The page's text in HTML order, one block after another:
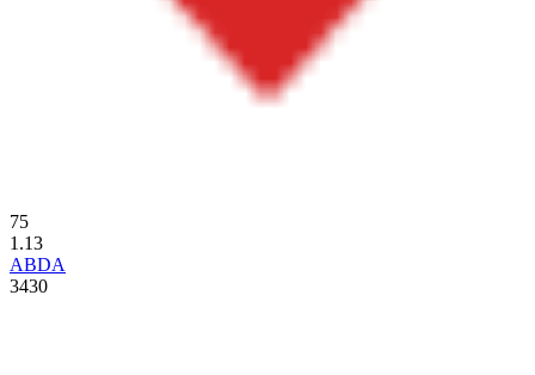
75
1.13
ABDA
3430